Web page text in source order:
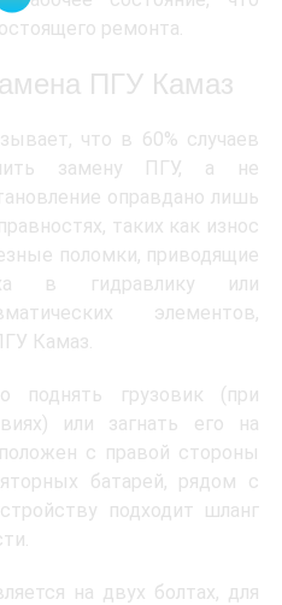
ремонта.
ПГУ Камаз
что в 60% случаев
замену ПГУ, а не
оправдано лишь
таких как износ
поломки, приводящие
в гидравлику или
элементов,
Камаз.
поднять грузовик (при
или загнать его на
с правой стороны
батарей, рядом с
подходит шланг
на двух болтах, для